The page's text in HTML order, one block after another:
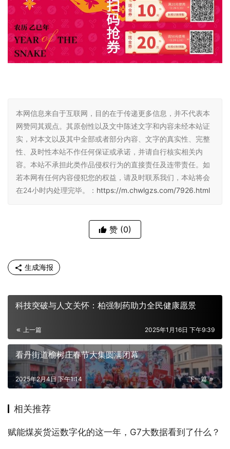
本网信息来自于互联网，目的在于传递更多信息，并不代表本
网赞同其观点。其原创性以及文中陈述文字和内容未经本站证
实，对本文以及其中全部或者部分内容、文字的真实性、完整
性、及时性本站不作任何保证或承诺，并请自行核实相关内
容。本站不承担此类作品侵权行为的直接责任及连带责任。如
若本网有任何内容侵犯您的权益，请及时联系我们，本站将会
在24小时内处理完毕。： https://m.chwlgzs.com/7926.html
赞 (0)
生成海报
科技突破与人文关怀：柏强制药助力全民健康愿景
上一篇 2025年1月16日 下午9:39
看丹街道榆树庄春节大集圆满闭幕
下一篇
2025年2月4日 下午1:14
相关推荐
赋能煤炭货运数字化的这一年，G7大数据看到了什么？